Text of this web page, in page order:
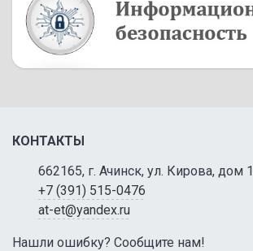
КОНТАКТЫ
662165, г. Ачинск, ул. Кирова, дом 1
+7 (391) 515-0476
at-et@yandex.ru
Нашли ошибку? Сообщите нам!